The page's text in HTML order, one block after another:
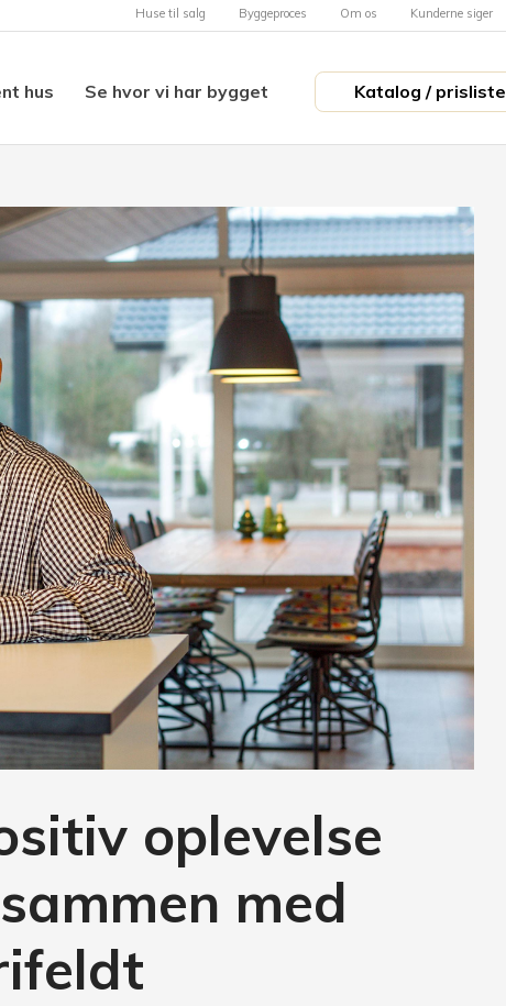
hus Se hvor vi har bygget Katalog / prisliste
Huse til salg Byggeproces Om os Kunderne siger
oplevelse
med